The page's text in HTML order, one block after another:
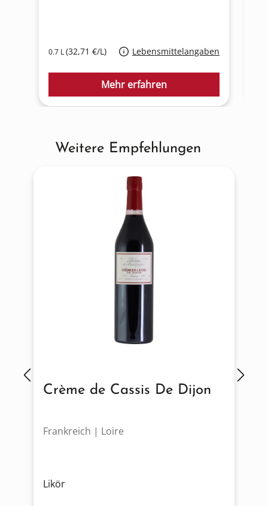
0.7 L(32,71 €/L) Lebensmittelangaben
Mehr erfahren
Produktgalerie überspringen
Weitere Empfehlungen
Crème de Cassis De Dijon
Frankreich | Loire
Likör